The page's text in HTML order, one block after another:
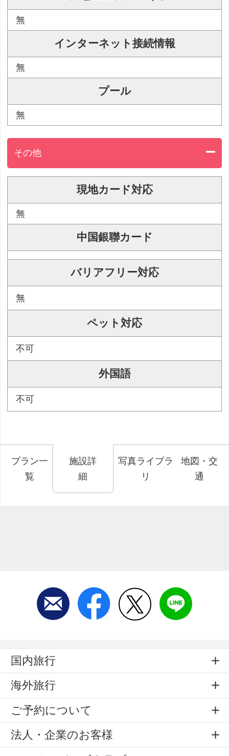
無
インターネット接続情報
無
プール
無
その他
現地カード対応
無
中国銀聯カード
バリアフリー対応
無
ペット対応
不可
外国語
不可
プラン一
覧
施設詳
細
写真ライブラ
リ
地図・交
通
国内旅行
海外旅行
ご予約について
法人・企業のお客様